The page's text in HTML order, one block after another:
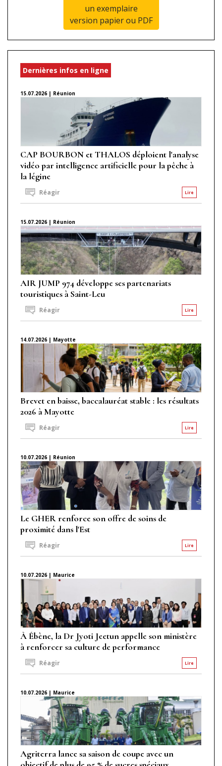
un exemplaire
version papier ou PDF
Dernières infos en ligne
15.07.2026 | Réunion
CAP BOURBON et THALOS déploient l'analyse
vidéo par intelligence artificielle pour la pêche à
la légine
Lire
Réagir
15.07.2026 | Réunion
AIR JUMP 974 développe ses partenariats
touristiques à Saint-Leu
Lire
Réagir
14.07.2026 | Mayotte
Brevet en baisse, baccalauréat stable : les résultats
2026 à Mayotte
Lire
Réagir
10.07.2026 | Réunion
Le GHER renforce son offre de soins de
proximité dans l'Est
Lire
Réagir
10.07.2026 | Maurice
À Ébène, la Dr Jyoti Jeetun appelle son ministère
à renforcer sa culture de performance
Lire
Réagir
10.07.2026 | Maurice
Agriterra lance sa saison de coupe avec un